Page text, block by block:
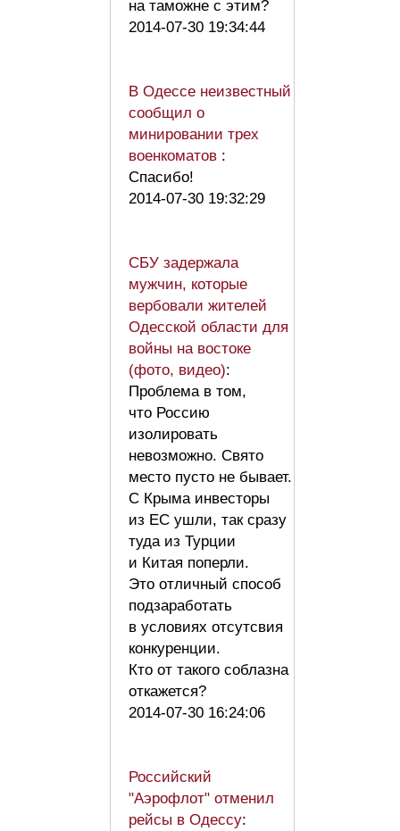
на таможне с этим?
2014-07-30 19:34:44
В Одессе неизвестный
сообщил о
минировании трех
военкоматов :
Спасибо!
2014-07-30 19:32:29
СБУ задержала
мужчин, которые
вербовали жителей
Одесской области для
войны на востоке
(фото, видео):
Проблема в том,
что Россию
изолировать
невозможно. Свято
место пусто не бывает.
С Крыма инвесторы
из ЕС ушли, так сразу
туда из Турции
и Китая поперли.
Это отличный способ
подзаработать
в условиях отсутсвия
конкуренции.
Кто от такого соблазна
откажется?
2014-07-30 16:24:06
Российский
"Аэрофлот" отменил
рейсы в Одессу: